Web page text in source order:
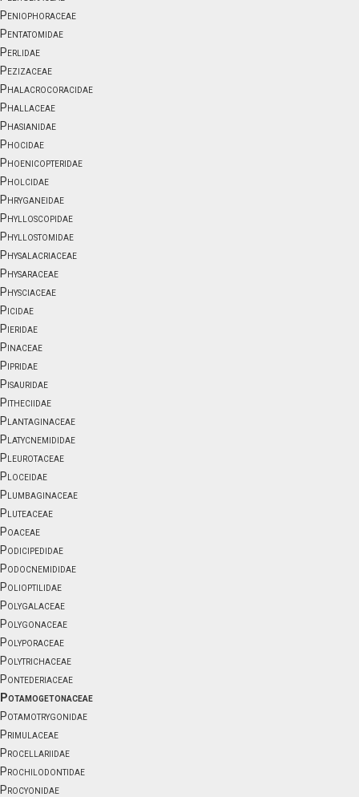
Peniophoraceae
Pentatomidae
Perlidae
Pezizaceae
Phalacrocoracidae
Phallaceae
Phasianidae
Phocidae
Phoenicopteridae
Pholcidae
Phryganeidae
Phylloscopidae
Phyllostomidae
Physalacriaceae
Physaraceae
Physciaceae
Picidae
Pieridae
Pinaceae
Pipridae
Pisauridae
Pitheciidae
Plantaginaceae
Platycnemididae
Pleurotaceae
Ploceidae
Plumbaginaceae
Pluteaceae
Poaceae
Podicipedidae
Podocnemididae
Polioptilidae
Polygalaceae
Polygonaceae
Polyporaceae
Polytrichaceae
Pontederiaceae
Potamogetonaceae
Potamotrygonidae
Primulaceae
Procellariidae
Prochilodontidae
Procyonidae